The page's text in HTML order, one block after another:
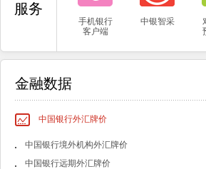
服务
手机银行
客户端
中银智采
金融数据
中国银行外汇牌价
中国银行境外机构外汇牌价
中国银行远期外汇牌价